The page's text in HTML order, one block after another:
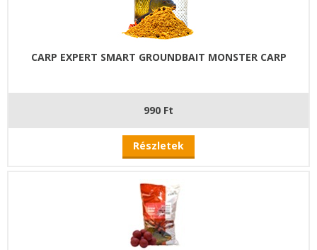
CARP EXPERT SMART GROUNDBAIT MONSTER CARP
990 Ft
Részletek